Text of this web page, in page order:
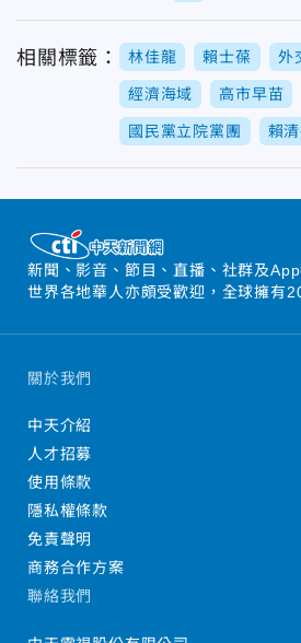
相關標籤： 林佳龍 賴士葆 外
經濟海域 高市早苗
國民黨立院黨團 賴
新聞、影音、節目、直播、社群及
世界各地華人亦頗受歡迎，全球擁有
關於我們
中天介紹
人才招募
使用條款
隱私權條款
免責聲明
商務合作方案
聯絡我們